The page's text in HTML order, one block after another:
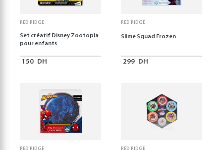
RED RIDGE
Set créatif Disney Zootopia
pour enfants
150 DH
RED RIDGE
Slime Squad Frozen
299 DH
RED RIDGE RED RIDGE